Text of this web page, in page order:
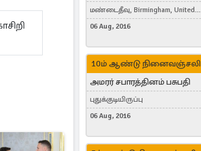
மண்டைதீவு, Birmingham, United
Kingdom
06 Aug, 2016
10ம் ஆண்டு நினைவஞ்சலி
அமரர் சபாரத்தினம் பசுபதி
புதுக்குடியிருப்பு
06 Aug, 2016